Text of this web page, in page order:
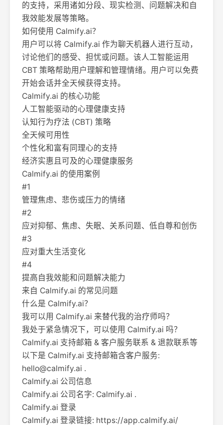
的支持，采用诸如分段、现实检测、问题解决和自
我效能发展等策略。
如何使用 Calmify.ai？
用户可以将 Calmify.ai 作为聊天机器人进行互动，
讨论他们的感受、担忧或问题。该人工智能运用
CBT 策略帮助用户理解和管理情绪。用户可以免费
开始会话并全天候获得支持。
Calmify.ai 的核心功能
人工智能驱动的心理健康支持
认知行为疗法 (CBT) 策略
全天候可用性
个性化和富有同理心的支持
经济实惠且可及的心理健康服务
Calmify.ai 的使用案例
#1
管理焦虑、悲伤或压力的情绪
#2
应对抑郁、焦虑、失眠、关系问题、低自尊和创伤
#3
应对重大生活变化
#4
提高自我效能和问题解决能力
来自 Calmify.ai 的常见问题
什么是 Calmify.ai？
我可以用 Calmify.ai 来替代我的治疗师吗？
我处于紧急情况下，可以使用 Calmify.ai 吗？
Calmify.ai 支持邮箱 & 客户服务联系 & 退款联系等
以下是 Calmify.ai 支持邮箱含客户服务:
hello@calmify.ai .
Calmify.ai 公司信息
Calmify.ai 公司名字: Calmify.ai .
Calmify.ai 登录
Calmify.ai 登录链接: https://app.calmify.ai/